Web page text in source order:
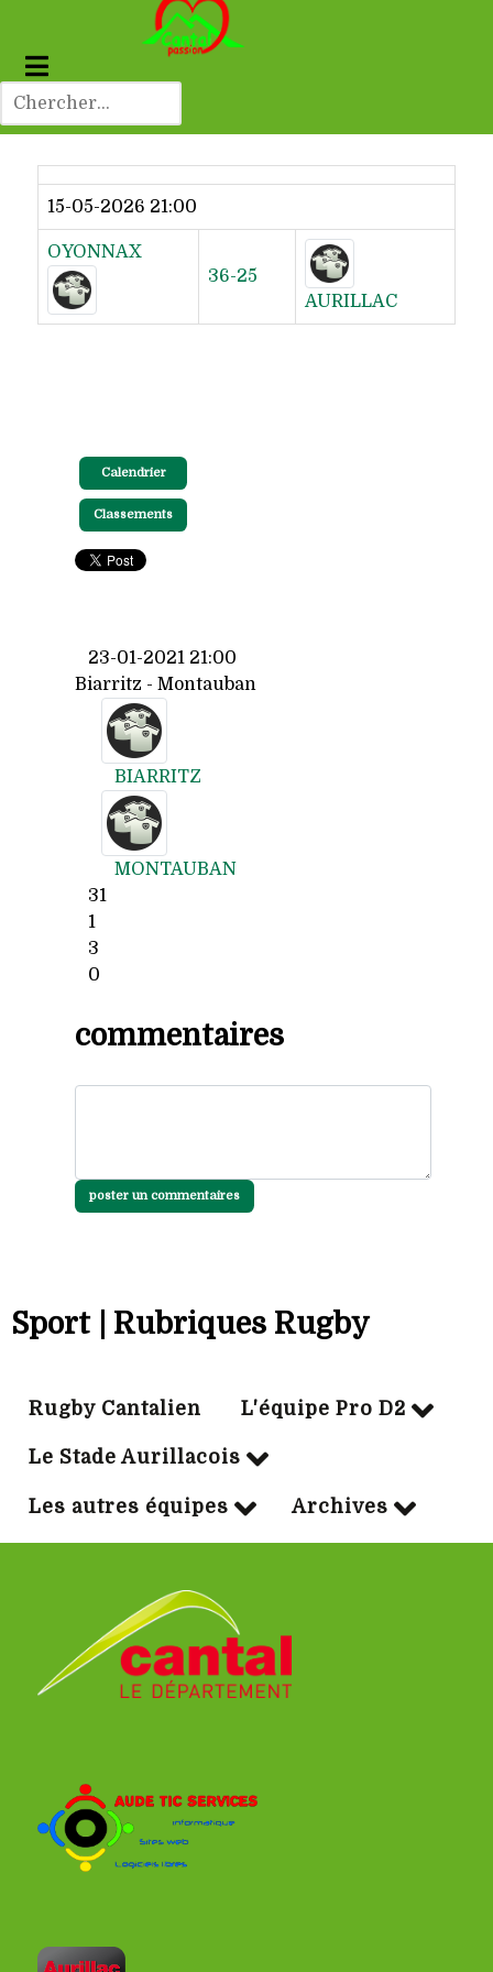
Dernier résultat
15-05-2026 21:00
OYONNAX
36-25
AURILLAC
Calendrier
Classements
23-01-2021 21:00
Biarritz - Montauban
BIARRITZ
MONTAUBAN
31
1
3
0
commentaires
poster un commentaires
Sport | Rubriques Rugby
Rugby Cantalien L'équipe Pro D2
Le Stade Aurillacois
Les autres équipes Archives